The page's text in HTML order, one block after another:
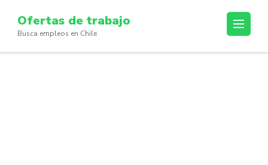
content
(Press
Ofertas de trabajo
Busca empleos en Chile